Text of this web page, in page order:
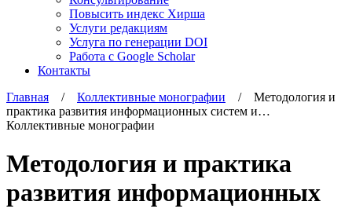
Повысить индекс Хирша
Услуги редакциям
Услуга по генерации DOI
Работа с Google Scholar
Контакты
Главная / Коллективные монографии / Методология и
практика развития информационных систем и…
Коллективные монографии
Методология и практика
развития информационных